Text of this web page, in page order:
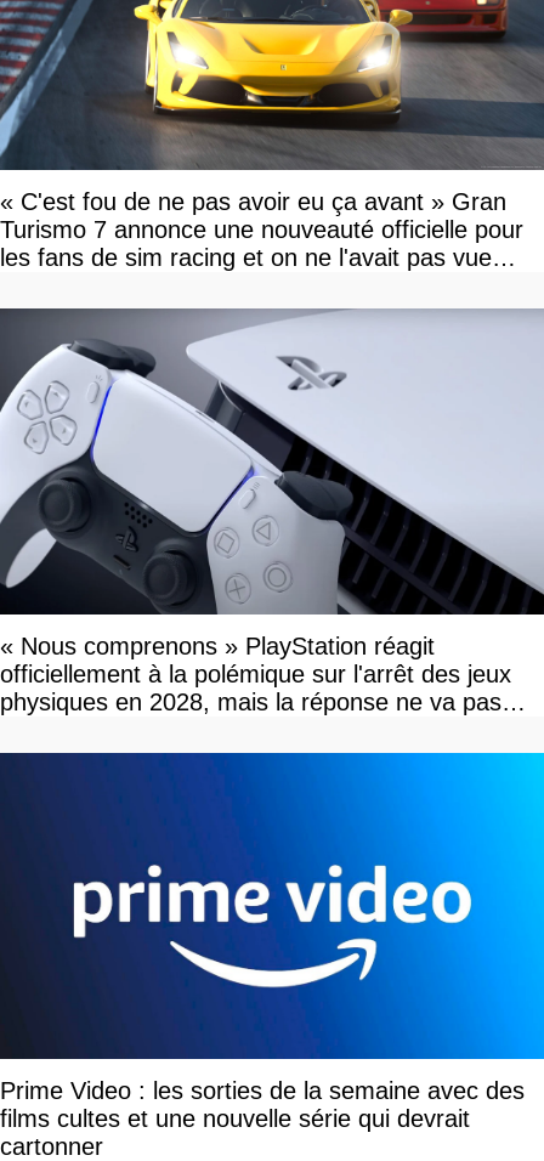
« C'est fou de ne pas avoir eu ça avant » Gran
Turismo 7 annonce une nouveauté officielle pour
les fans de sim racing et on ne l'avait pas vue
« Nous comprenons » PlayStation réagit
officiellement à la polémique sur l'arrêt des jeux
physiques en 2028, mais la réponse ne va pas
Prime Video : les sorties de la semaine avec des
films cultes et une nouvelle série qui devrait
cartonner